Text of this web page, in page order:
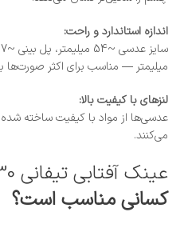
اندازه استاندارد و راحت:
میلیمتر — مناسب برای اکثر صورت‌ها
لنزهای با کیفیت بالا:
عدسی‌ها از مواد با کیفیت ساخته
می‌کنند.
عینک آفتابی تیفانی TIF4230
کسانی مناسب است؟